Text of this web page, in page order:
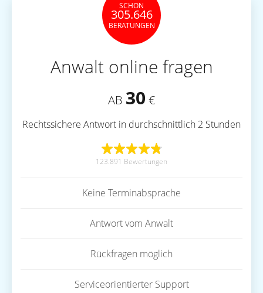
SCHON
305.646
BERATUNGEN
Anwalt online fragen
AB 30 €
Rechtssichere Antwort in durchschnittlich 2 Stunden
123.891 Bewertungen
Keine Terminabsprache
Antwort vom Anwalt
Rückfragen möglich
Serviceorientierter Support